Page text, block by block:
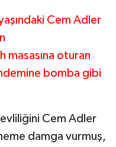
Cem Adler
masasına oturan
bomba gibi
Cem Adler
damga vurmuş,